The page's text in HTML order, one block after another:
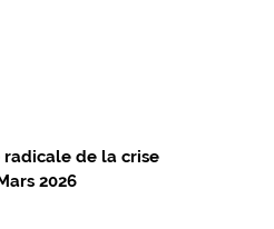
radicale de la crise
2026